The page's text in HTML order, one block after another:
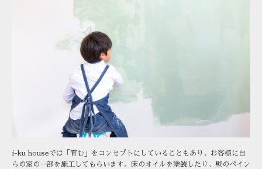
i-ku houseでは「育む」をコンセプトにしていることもあり、お客様に自
らの家の一部を施工してもらいます。床のオイルを塗装したり、壁のペイン